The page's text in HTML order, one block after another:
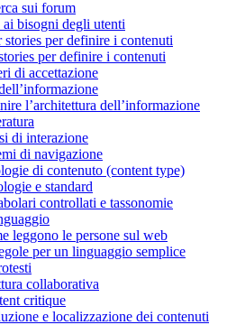
sui forum
bisogni degli utenti
stories per definire i contenuti
per definire i contenuti
di accettazione
l’architettura dell’informazione
di interazione
di navigazione
di contenuto (content type)
e standard
controllati e tassonomie
leggono le persone sul web
per un linguaggio semplice
collaborativa
critique
e localizzazione dei contenuti